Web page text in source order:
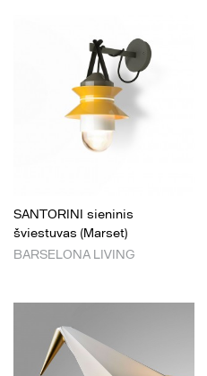
SANTORINI sieninis
šviestuvas (Marset)
BARSELONA LIVING